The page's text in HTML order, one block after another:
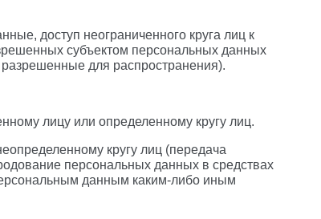
доступ неограниченного круга лиц к
субъектом персональных данных
для распространения).
лицу или определенному кругу лиц.
кругу лиц (передача
персональных данных в средствах
данным каким-либо иным